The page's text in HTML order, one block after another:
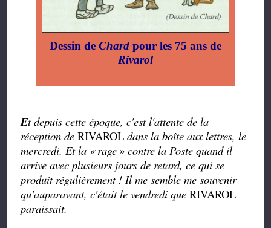
Dessin de Chard pour les 75 ans de
Rivarol
Et depuis cette époque, c'est l'attente de la
réception deRIVAROLdans la boîte aux lettres, le
mercredi. Et la «rage» contre la Poste quand il
arrive avec plusieurs jours de retard, ce qui se
produit régulièrement ! Il me semble me souvenir
qu'auparavant, c'était le vendredi queRIVAROL
paraissait.